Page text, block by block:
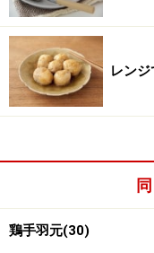
3
煮込む
厚手の鍋にとり手
のせる。にんにく、
ーブオイルを回しか
オイルがふつふつ
焦げ付かないよう
ょう。
レン
鶏手羽元(30)